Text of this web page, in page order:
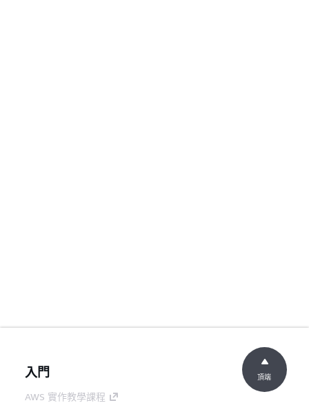
入門
AWS 實作教學課程
頂端